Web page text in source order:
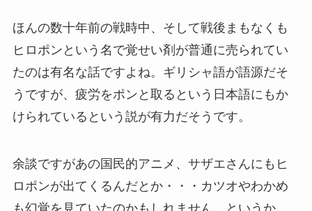
ほんの数十年前の戦時中、そして戦後まもなくも
ヒロポンという名で覚せい剤が普通に売られてい
たのは有名な話ですよね。ギリシャ語が語源だそ
うですが、疲労をポンと取るという日本語にもか
けられているという説が有力だそうです。
余談ですがあの国民的アニメ、サザエさんにもヒ
ロポンが出てくるんだとか・・・カツオやわかめ